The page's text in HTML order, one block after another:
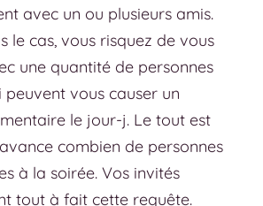
avec un ou plusieurs amis.
le cas, vous risquez de vous
une quantité de personnes
vous causer un
le jour-j. Le tout est
combien de personnes
à la soirée. Vos invités
tout à fait cette requête.